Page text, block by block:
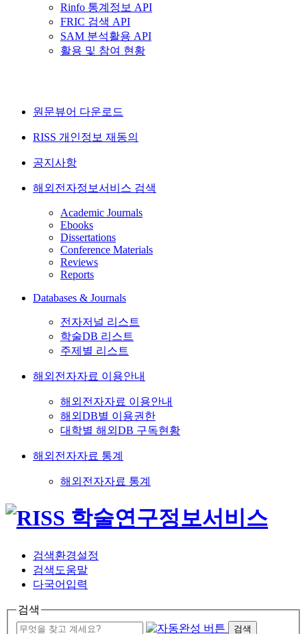
Rinfo 통계정보 API
FRIC 검색 API
SAM 분석활용 API
활용 및 참여 현황
원문뷰어 다운로드
RISS 개인정보 재동의
공지사항
해외전자정보서비스 검색
Academic Journals
Ebooks
Dissertations
Conference Materials
Reviews
Reports
Databases & Journals
전자저널 리스트
학술DB 리스트
주제별 리스트
해외전자자료 이용안내
해외전자자료 이용안내
해외DB별 이용권한
대학별 해외DB 구독현황
해외전자자료 통계
해외전자자료 통계
검색환경설정
검색도움말
다국어입력
검색
검색